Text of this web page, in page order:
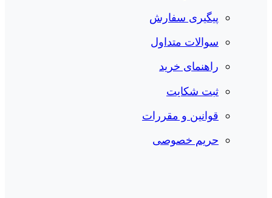
پیگیری سفارش
سوالات متداول
راهنمای خرید
ثبت شکایت
قوانین و مقررات
حریم خصوصی